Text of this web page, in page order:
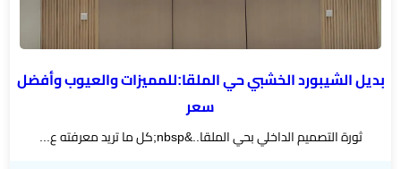
دهانات
خارجية
الرياض
بديل الشيبورد الخشبي حي الملقا:للمميزات والعيوب وأفضل
سعر
ثورة التصميم الداخلي بحي الملقا..&nbsp;كل ما تريد معرفته ع...